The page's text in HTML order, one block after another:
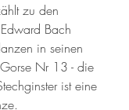
zu den
Bach
in seinen
Nr 13 - die
ist eine